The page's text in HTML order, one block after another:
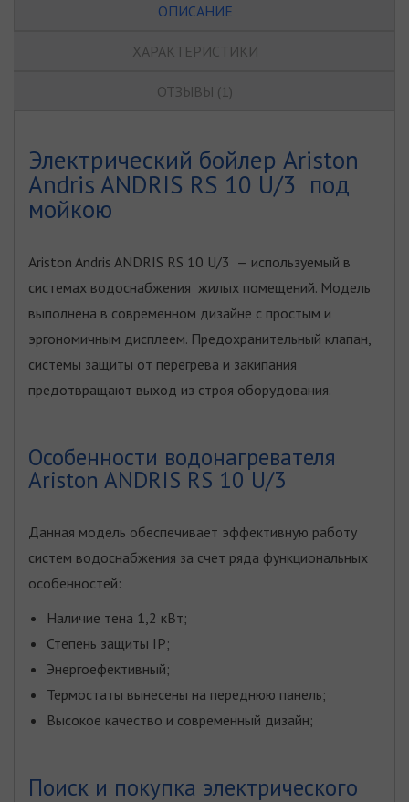
ОПИСАНИЕ
ХАРАКТЕРИСТИКИ
ОТЗЫВЫ (1)
Электрический бойлер Ariston
Andris ANDRIS RS 10 U/3 под
мойкою
Ariston Andris ANDRIS RS 10 U/3 — используемый в
системах водоснабжения жилых помещений. Модель
выполнена в современном дизайне с простым и
эргономичным дисплеем. Предохранительный клапан,
системы защиты от перегрева и закипания
предотвращают выход из строя оборудования.
Особенности водонагревателя
Ariston ANDRIS RS 10 U/3
Данная модель обеспечивает эффективную работу
систем водоснабжения за счет ряда функциональных
особенностей:
Наличие тена 1,2 кВт;
Степень защиты IP;
Энергоефективный;
Термостаты вынесены на переднюю панель;
Высокое качество и современный дизайн;
Поиск и покупка электрического